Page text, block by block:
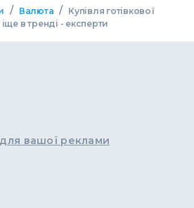
/ Валюта / Купівля готівкової
в тренді - експерти
вашої реклами